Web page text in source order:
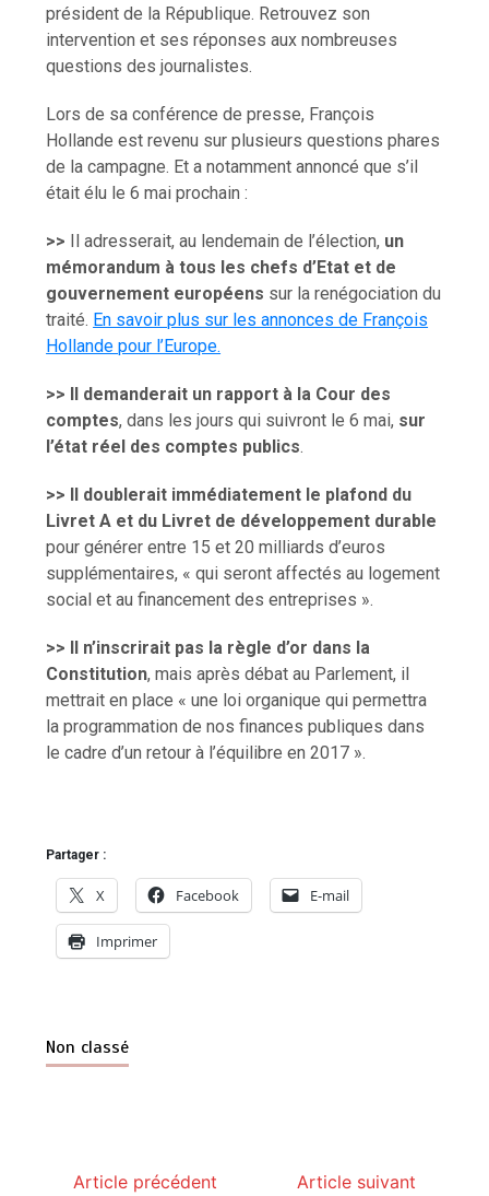
président de la République. Retrouvez son
intervention et ses réponses aux nombreuses
questions des journalistes.
Lors de sa conférence de presse, François
Hollande est revenu sur plusieurs questions phares
de la campagne. Et a notamment annoncé que s’il
était élu le 6 mai prochain :
>> Il adresserait, au lendemain de l’élection, un
mémorandum à tous les chefs d’Etat et de
gouvernement européens sur la renégociation du
traité. En savoir plus sur les annonces de François
Hollande pour l’Europe.
>>
Il demanderait un rapport à la Cour des
comptes, dans les jours qui suivront le 6 mai, sur
l’état réel des comptes publics.
>> Il doublerait immédiatement le plafond du
Livret A et du Livret de développement durable
pour générer entre 15 et 20 milliards d’euros
supplémentaires, « qui seront affectés au logement
social et au financement des entreprises ».
>>
Il n’inscrirait pas la règle d’or dans la
Constitution, mais après débat au Parlement, il
mettrait en place « une loi organique qui permettra
la programmation de nos finances publiques dans
le cadre d’un retour à l’équilibre en 2017 ».
Partager :
X Facebook E-mail
Imprimer
Non classé
Article précédent Article suivant